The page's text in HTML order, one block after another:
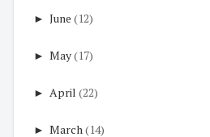
► June (12)
► May(17)
► April (22)
► March(14)